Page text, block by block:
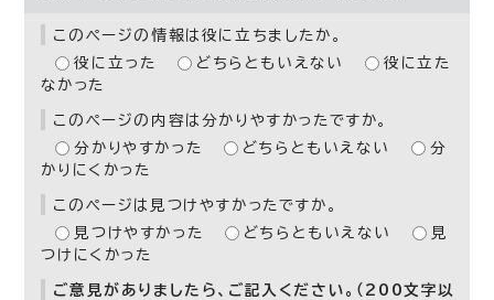
このページの情報は役に立ちましたか。
役に立った
どちらともいえない
役に立た
なかった
このページの内容は分かりやすかったですか。
分かりやすかった
どちらともいえない
分
かりにくかった
このページは見つけやすかったですか。
見つけやすかった
どちらともいえない
見
つけにくかった
ご意見がありましたら、ご記入ください。（200文字以